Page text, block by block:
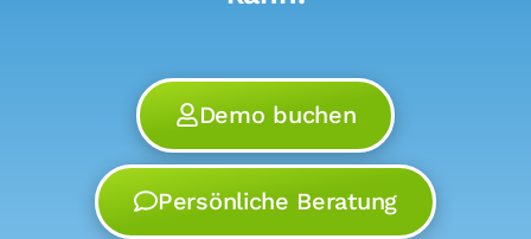
Demo buchen
Persönliche Beratung